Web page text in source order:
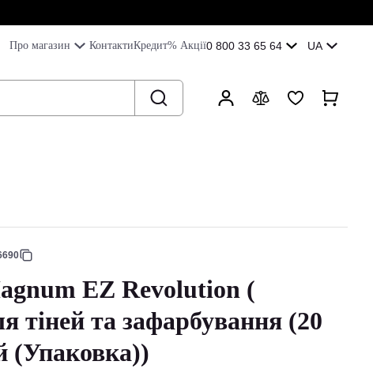
Про магазин КонтактиКредит% Акції0 800 33 65 64 UA
EZ Revolution (
тіней та зафарбування (20
(Упаковка))